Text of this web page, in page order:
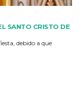
SANTO CRISTO DE
debido a que